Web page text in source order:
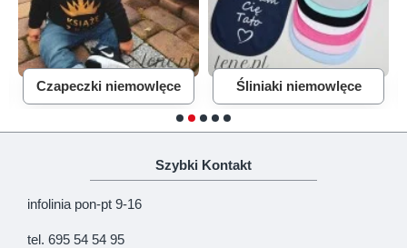
Czapeczki niemowlęce Śliniaki niemowlęce
Szybki Kontakt
infolinia pon-pt 9-16
tel. 695 54 54 95